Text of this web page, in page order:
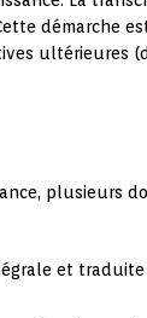
démarche
ultérieures
plusieurs
et